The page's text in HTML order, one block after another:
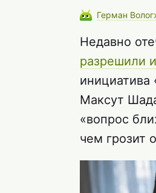
Герман
Недавно
разрешили
Максут
«вопрос
чем грозит